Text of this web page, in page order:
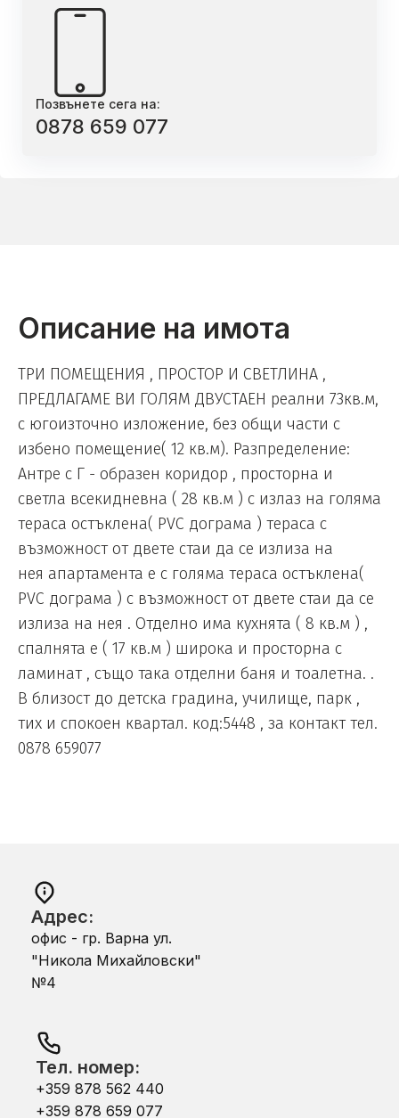
Позвънете сега на:
0878 659 077
Описание на имота
ТРИ ПОМЕЩЕНИЯ , ПРОСТОР И СВЕТЛИНА ,
ПРЕДЛАГАМЕ ВИ ГОЛЯМ ДВУСТАЕН реални 73кв.м,
с югоизточно изложение, без общи части с
избено помещение( 12 кв.м). Разпределение:
Антре с Г - образен коридор , просторна и
светла всекидневна ( 28 кв.м ) с излаз на голяма
тераса остъклена( PVC дограма ) тераса с
възможност от двете стаи да се излиза на
нея апартамента е с голяма тераса остъклена(
PVC дограма ) с възможност от двете стаи да се
излиза на нея . Отделно има кухнята ( 8 кв.м ) ,
спалнята е ( 17 кв.м ) широка и просторна с
ламинат , също така отделни баня и тоалетна. .
В близост до детска градина, училище, парк ,
тих и спокоен квартал. код:5448 , за контакт тел.
0878 659077
Адрес:
офис - гр. Варна ул.
"Никола Михайловски"
№4
Тел. номер:
+359 878 562 440
+359 878 659 077